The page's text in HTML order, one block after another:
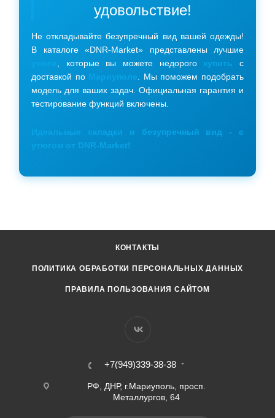
удовольствие!
Не откладывайте безупречный вид вашей одежды!
В каталоге «DNR-Market» представлены лучшие
, которые вы можете недорого купить с
доставкой по
Мариуполе . Мы поможем подобрать
модель для ваших задач. Официальная гарантия и
тестирование функций включены.
Идеальные складки и безупречный вид - с
утюгом от DNR-Market!
КОНТАКТЫ
ПОЛИТИКА ОБРАБОТКИ ПЕРСОНАЛЬНЫХ ДАННЫХ
ПРАВИЛА ПОЛЬЗОВАНИЯ САЙТОМ
+7(949)339-38-38
РФ, ДНР, г.Мариуполь, просп.
Металлургов, 64